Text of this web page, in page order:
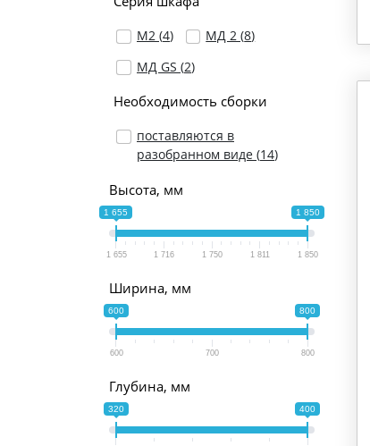
М2 (4) МД 2 (8)
МД GS (2)
Необходимость сборки
поставляются в
разобранном виде (14)
Высота, мм
1 655 1 850
1 655 1 716 1 750 1 811 1 850
Ширина, мм
600 800
600 700 800
Глубина, мм
320 400